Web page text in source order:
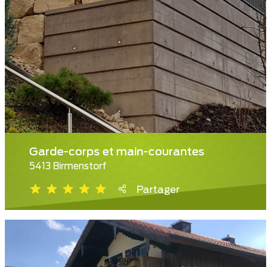
Garde-corps et main-courantes
5413 Birmenstorf
Partager